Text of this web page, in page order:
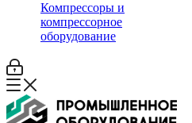
Компрессоры и
компрессорное
оборудование